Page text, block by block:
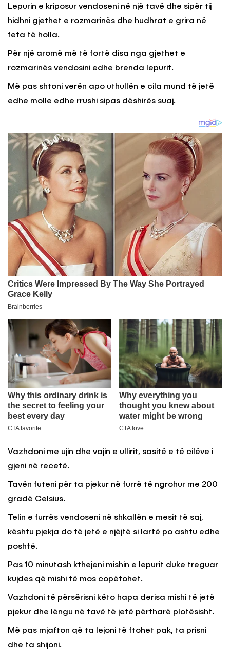
Lepurin e kriposur vendoseni në një tavë dhe sipër tij
hidhni gjethet e rozmarinës dhe hudhrat e grira në
feta të holla.
Për një aromë më të fortë disa nga gjethet e
rozmarinës vendosini edhe brenda lepurit.
Më pas shtoni verën apo uthullën e cila mund të jetë
edhe molle edhe rrushi sipas dëshirës suaj.
Vazhdoni me ujin dhe vajin e ullirit, sasitë e të cilëve i
gjeni në recetë.
Tavën futeni për ta pjekur në furrë të ngrohur me 200
gradë Celsius.
Telin e furrës vendoseni në shkallën e mesit të saj,
kështu pjekja do të jetë e njëjtë si lartë po ashtu edhe
poshtë.
Pas 10 minutash kthejeni mishin e lepurit duke treguar
kujdes që mishi të mos copëtohet.
Vazhdoni të përsërisni këto hapa derisa mishi të jetë
pjekur dhe lëngu në tavë të jetë përtharë plotësisht.
Më pas mjafton që ta lejoni të ftohet pak, ta prisni
dhe ta shijoni.